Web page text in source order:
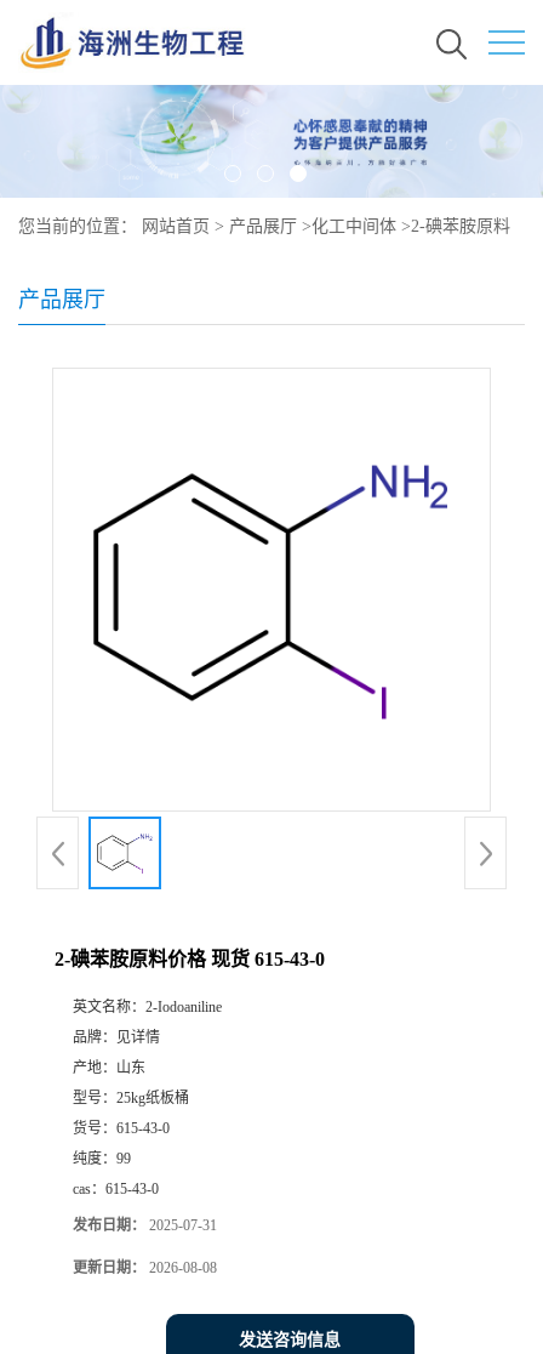
您当前的位置： 网站首页 > 产品展厅 >化工中间体 >2-碘苯胺原料
产品展厅
2-碘苯胺原料价格 现货 615-43-0
英文名称： 2-Iodoaniline
品牌：
见详情
产地： 山东
型号： 25kg纸板桶
货号： 615-43-0
纯度： 99
cas： 615-43-0
发布日期： 2025-07-31
更新日期： 2026-08-08
发送咨询信息